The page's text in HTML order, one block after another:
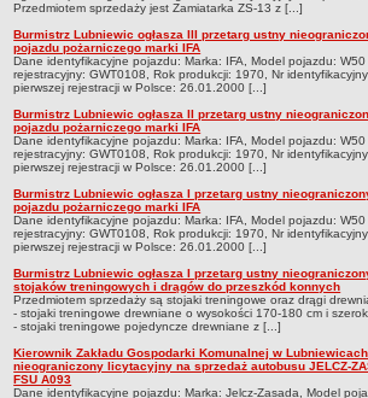
Interpelacje radnych wraz z odpowiedziami
Zapytania radnych wraz z odpowiedziami
Apele
JEDNOSTKI ORGANIZACYJNE
Biblioteka - Centrum Kultury
Zespół Szkolno-Przedszkolny
Miejsko-Gminny Ośrodek Pomocy Społecznej
Zakład Gospodarki Komunalnej
Środowiskowy Dom Samopomocy
MAJĄTEK I FINANSE
Budżet Gminy
Majątek Gminy
Sprawozdania z wykonania budżetu -
Przedmiotem sprzedaży jest Zamiatarka ZS-13 z [...]
Burmistrz Lubniewic ogłasza III przetarg ustny
pojazdu pożarniczego marki IFA
Dane identyfikacyjne pojazdu: Marka: IFA, Model pojazdu:
rejestracyjny: GWT0108, Rok produkcji: 1970, Nr
pierwszej rejestracji w Polsce: 26.01.2000 [...]
Burmistrz Lubniewic ogłasza II przetarg ustny
pojazdu pożarniczego marki IFA
Dane identyfikacyjne pojazdu: Marka: IFA, Model pojazdu:
rejestracyjny: GWT0108, Rok produkcji: 1970, Nr
pierwszej rejestracji w Polsce: 26.01.2000 [...]
Burmistrz Lubniewic ogłasza I przetarg ustny
pojazdu pożarniczego marki IFA
Dane identyfikacyjne pojazdu: Marka: IFA, Model pojazdu:
rejestracyjny: GWT0108, Rok produkcji: 1970, Nr
pierwszej rejestracji w Polsce: 26.01.2000 [...]
Burmistrz Lubniewic ogłasza I przetarg ustny
stojaków treningowych i drągów do przeszkód konnych
Przedmiotem sprzedaży są stojaki treningowe oraz drągi
- stojaki treningowe drewniane o wysokości 170-180 cm i
- stojaki treningowe pojedyncze drewniane z [...]
Kierownik Zakładu Gospodarki Komunalnej w
nieograniczony licytacyjny na sprzedaż autobusu JELCZ-
FSU A093
Dane identyfikacyjne pojazdu: Marka: Jelcz-Zasada, Model